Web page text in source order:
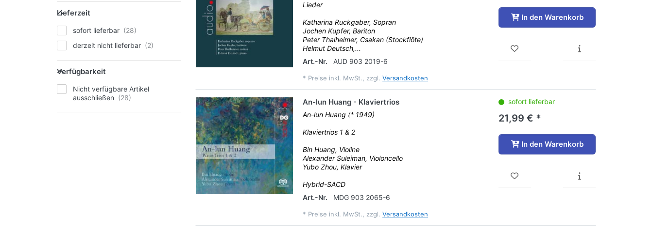
Lieferzeit
sofort lieferbar
derzeit nicht lieferbar
Verfügbarkeit
Nicht verfügbare Artikel
ausschließen
Lieder
Katharina Ruckgaber, Sopran
Jochen Kupfer, Bariton
Peter Thalheimer, Csakan (Stockflöte)
Helmut Deutsch,...
Art.-Nr.
AUD 903 2019-6
* Preise inkl. MwSt., zzgl. Versandkosten
In den Warenkorb
An-lun Huang - Klaviertrios
An-lun Huang (* 1949)
Klaviertrios 1 & 2
Bin Huang, Violine
Alexander Suleiman, Violoncello
Yubo Zhou, Klavier
Hybrid-SACD
Art.-Nr.
MDG 903 2065-6
* Preise inkl. MwSt., zzgl. Versandkosten
sofort lieferbar
21,99 € *
In den Warenkorb